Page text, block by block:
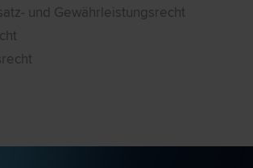
und Gewährleistungsrecht